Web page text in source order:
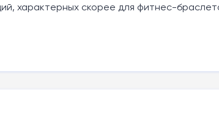
характерных скорее для фитнес-